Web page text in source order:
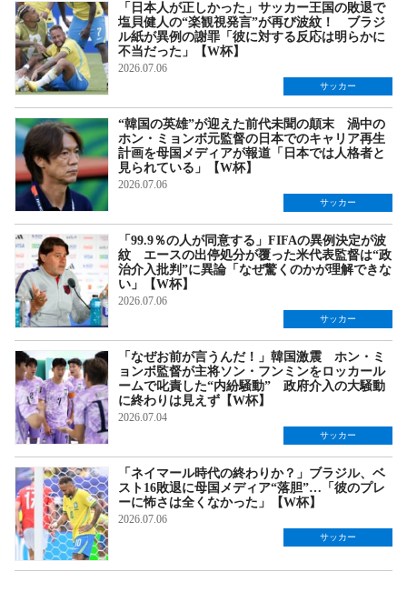
「日本人が正しかった」サッカー王国の敗退で
塩貝健人の“楽観視発言”が再び波紋！ ブラジ
ル紙が異例の謝罪「彼に対する反応は明らかに
不当だった」【W杯】
2026.07.06
サッカー
“韓国の英雄”が迎えた前代未聞の顛末 渦中の
ホン・ミョンボ元監督の日本でのキャリア再生
計画を母国メディアが報道「日本では人格者と
見られている」【W杯】
2026.07.06
サッカー
「99.9％の人が同意する」FIFAの異例決定が波
紋 エースの出停処分が覆った米代表監督は“政
治介入批判”に異論「なぜ驚くのかが理解できな
い」【W杯】
2026.07.06
サッカー
「なぜお前が言うんだ！」韓国激震 ホン・ミ
ョンボ監督が主将ソン・フンミンをロッカール
ームで叱責した“内紛騒動” 政府介入の大騒動
に終わりは見えず【W杯】
2026.07.04
サッカー
「ネイマール時代の終わりか？」ブラジル、ベ
スト16敗退に母国メディア“落胆”…「彼のプレ
ーに怖さは全くなかった」【W杯】
2026.07.06
サッカー